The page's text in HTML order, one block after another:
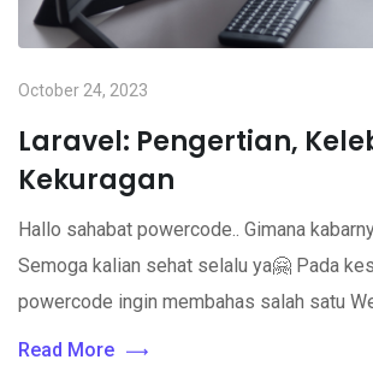
October 24, 2023
Laravel: Pengertian,
Kekuragan
Hallo sahabat powercode.. Gimana
Semoga kalian sehat selalu ya🤗 Pada
powercode ingin membahas salah satu
Read More